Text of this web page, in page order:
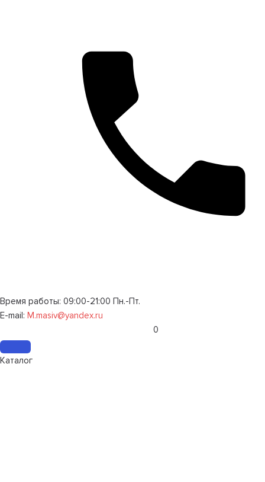
Время работы: 09:00-21:00 Пн.-Пт.
E-mail: M.masiv@yandex.ru
0
Каталог